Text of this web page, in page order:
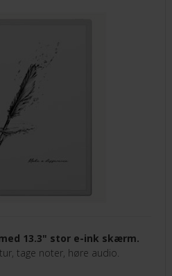
med 13.3" stor e-ink skærm.
tage noter, høre audio.